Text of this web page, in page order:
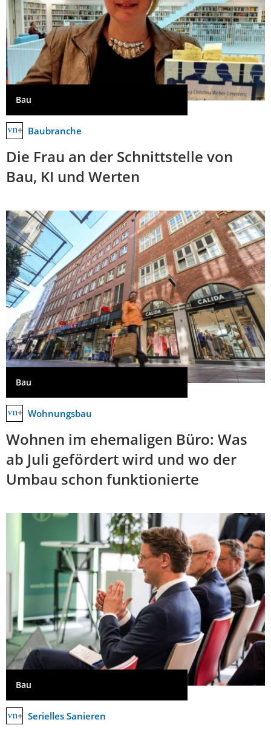
Bau
Baubranche
Die Frau an der Schnittstelle von
Bau, KI und Werten
Bau
Wohnungsbau
Wohnen im ehemaligen Büro: Was
ab Juli gefördert wird und wo der
Umbau schon funktionierte
Bau
Serielles Sanieren